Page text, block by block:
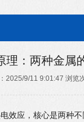
理：两种金属
2025/9/11 9:01:47 浏览
效应，核心是两种